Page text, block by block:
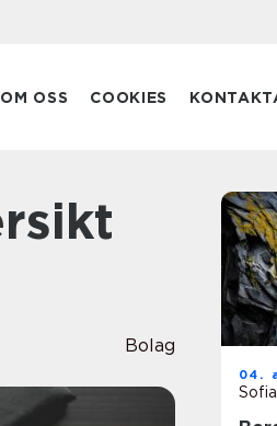
OM OSS COOKIES
Bolag
04.